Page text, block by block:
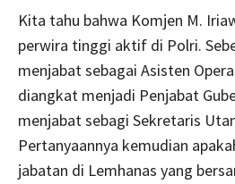
Kita tahu bahwa Komjen M.
perwira tinggi aktif di Polri.
menjabat sebagai Asisten
diangkat menjadi Penjabat
menjabat sebagi Sekretaris
Pertanyaannya kemudian
jabatan di Lemhanas yang